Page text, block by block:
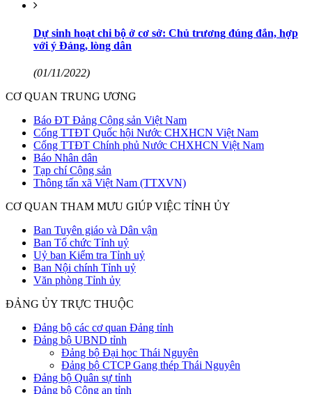
Dự sinh hoạt chi bộ ở cơ sở: Chủ trương đúng đắn, hợp
với ý Đảng, lòng dân
(01/11/2022)
CƠ QUAN TRUNG ƯƠNG
Báo ĐT Đảng Cộng sản Việt Nam
Cổng TTĐT Quốc hội Nước CHXHCN Việt Nam
Cổng TTĐT Chính phủ Nước CHXHCN Việt Nam
Báo Nhân dân
Tạp chí Cộng sản
Thông tấn xã Việt Nam (TTXVN)
CƠ QUAN THAM MƯU GIÚP VIỆC TỈNH ỦY
Ban Tuyên giáo và Dân vận
Ban Tổ chức Tỉnh uỷ
Uỷ ban Kiểm tra Tỉnh uỷ
Ban Nội chính Tỉnh uỷ
Văn phòng Tỉnh ủy
ĐẢNG ỦY TRỰC THUỘC
Đảng bộ các cơ quan Đảng tỉnh
Đảng bộ UBND tỉnh
Đảng bộ Đại học Thái Nguyên
Đảng bộ CTCP Gang thép Thái Nguyên
Đảng bộ Quân sự tỉnh
Đảng bộ Công an tỉnh